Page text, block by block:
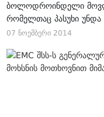
ბოლოდროინდელი
რომელთაც პასუხი უნდა
07 ნოემბერი 2014